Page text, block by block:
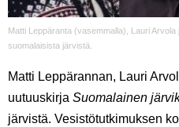
Matti Leppäranta (vasemmalla), Lauri
suomalaisista järvistä.
Matti Leppärannan, Lauri
uutuuskirja Suomalainen
järvistä. Vesistötutkimuksen